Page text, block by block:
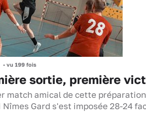
• vu 199 fois
sortie, première
match amical de cette préparation
Gard s'est imposée 28-24